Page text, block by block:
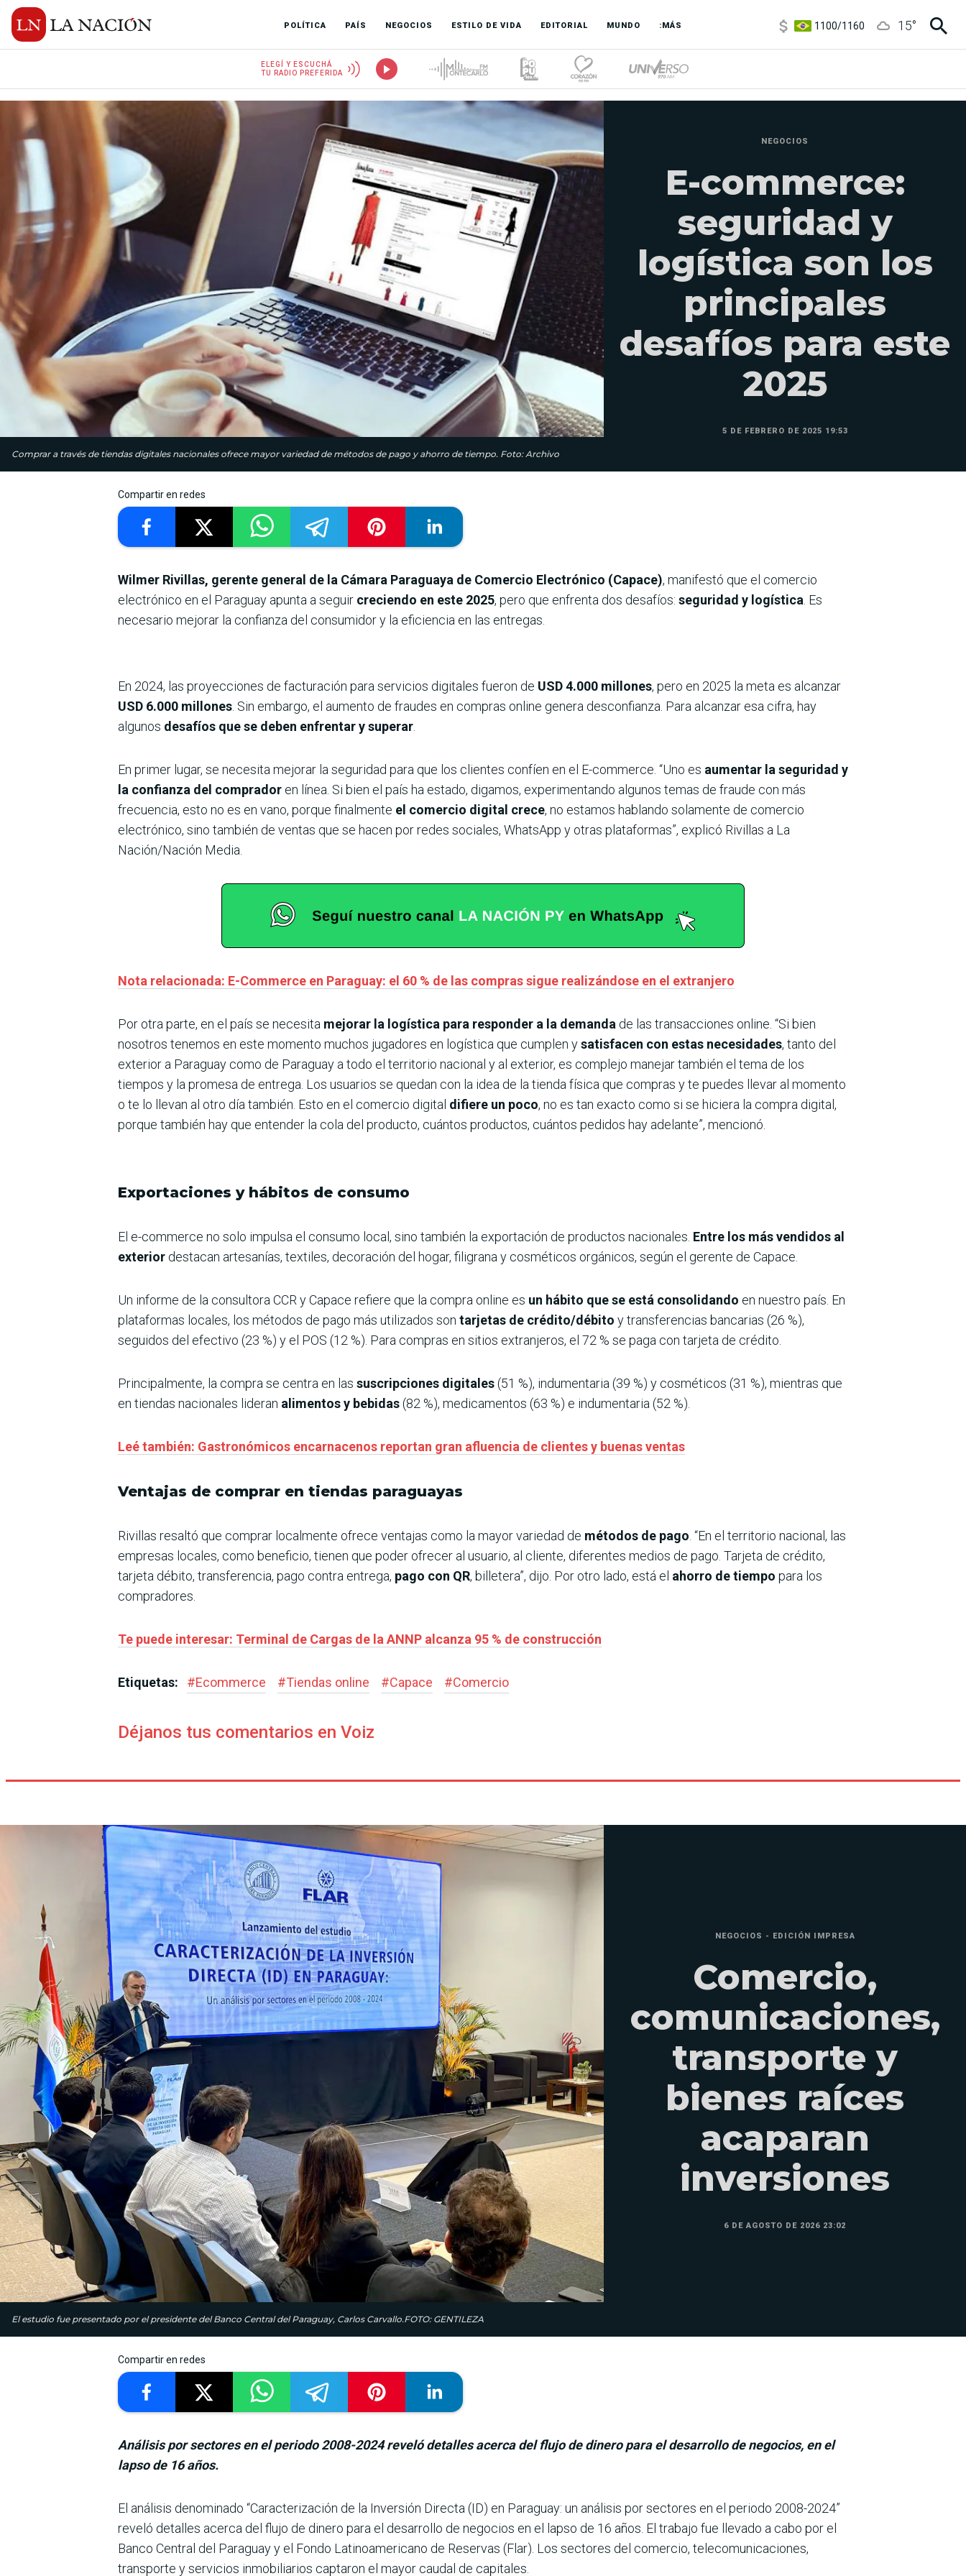
POLÍTICA PAÍS NEGOCIOS ESTILO DE VIDA EDITORIAL MUNDO :MÁS
3,8/4
15°
ELEGÍ Y ESCUCHÁ
TU RADIO PREFERIDA
Comprar a través de tiendas digitales nacionales ofrece mayor variedad de métodos de pago y ahorro de tiempo. Foto: Archivo
NEGOCIOS
E-commerce:
seguridad y
logística son los
principales
desafíos para este
2025
5 DE FEBRERO DE 2025 19:53
Compartir en redes
Wilmer Rivillas, gerente general de la Cámara Paraguaya de Comercio Electrónico (Capace), manifestó que el comercio
electrónico en el Paraguay apunta a seguir creciendo en este 2025, pero que enfrenta dos desafíos: seguridad y logística . Es
necesario mejorar la confianza del consumidor y la eficiencia en las entregas.
En 2024, las proyecciones de facturación para servicios digitales fueron de USD 4.000 millones, pero en 2025 la meta es alcanzar
USD 6.000 millones . Sin embargo, el aumento de fraudes en compras online genera desconfianza. Para alcanzar esa cifra, hay
algunos desafíos que se deben enfrentar y superar
En primer lugar, se necesita mejorar la seguridad para que los clientes confíen en el E-commerce. “Uno es aumentar la seguridad y
la confianza del comprador en línea. Si bien el país ha estado, digamos, experimentando algunos temas de fraude con más
frecuencia, esto no es en vano, porque finalmente el comercio digital crece, no estamos hablando solamente de comercio
electrónico, sino también de ventas que se hacen por redes sociales, WhatsApp y otras plataformas”, explicó Rivillas a La
Nación/Nación Media.
Nota relacionada: E-Commerce en Paraguay: el 60 % de las compras sigue realizándose en el extranjero
Por otra parte, en el país se necesita mejorar la logística para responder a la demanda de las transacciones online. “Si bien
nosotros tenemos en este momento muchos jugadores en logística que cumplen ysatisfacen con estas necesidades, tanto del
exterior a Paraguay como de Paraguay a todo el territorio nacional y al exterior, es complejo manejar también el tema de los
tiempos y la promesa de entrega. Los usuarios se quedan con la idea de la tienda física que compras y te puedes llevar al momento
o te lo llevan al otro día también. Esto en el comercio digital difiere un poco, no es tan exacto como si se hiciera la compra digital,
porque también hay que entender la cola del producto, cuántos productos, cuántos pedidos hay adelante”, mencionó.
Exportaciones y hábitos de consumo
El e-commerce no solo impulsa el consumo local, sino también la exportación de productos nacionales. Entre los más vendidos al
exterior destacan artesanías, textiles, decoración del hogar, filigrana y cosméticos orgánicos, según el gerente de Capace.
Un informe de la consultora CCR y Capace refiere que la compra online es un hábito que se está consolidando en nuestro país. En
plataformas locales, los métodos de pago más utilizados son tarjetas de crédito/débito y transferencias bancarias (26 %),
seguidos del efectivo (23 %) y el POS (12 %). Para compras en sitios extranjeros, el 72 % se paga con tarjeta de crédito.
Principalmente, la compra se centra en las suscripciones digitales(51 %), indumentaria (39 %) y cosméticos (31 %), mientras que
en tiendas nacionales lideran alimentos y bebidas(82 %), medicamentos (63 %) e indumentaria (52 %).
Leé también: Gastronómicos encarnacenos reportan gran afluencia de clientes y buenas ventas
Ventajas de comprar en tiendas paraguayas
Rivillas resaltó que comprar localmente ofrece ventajas como la mayor variedad de métodos de pago . “En el territorio nacional, las
empresas locales, como beneficio, tienen que poder ofrecer al usuario, al cliente, diferentes medios de pago. Tarjeta de crédito,
tarjeta débito, transferencia, pago contra entrega, pago con QR, billetera”, dijo. Por otro lado, está el ahorro de tiempo para los
compradores.
Te puede interesar: Terminal de Cargas de la ANNP alcanza 95 % de construcción
Etiquetas: #Ecommerce #Tiendas online #Capace #Comercio
Déjanos tus comentarios en Voiz
El estudio fue presentado por el presidente del Banco Central del Paraguay, Carlos Carvallo.FOTO: GENTILEZA
NEGOCIOS - EDICIÓN IMPRESA
Comercio,
comunicaciones,
transporte y
bienes raíces
acaparan
inversiones
6 DE AGOSTO DE 2026 23:02
Compartir en redes
Análisis por sectores en el periodo 2008-2024 reveló detalles acerca del flujo de dinero para el desarrollo de negocios, en el
lapso de 16 años.
El análisis denominado “Caracterización de la Inversión Directa (ID) en Paraguay: un análi­sis por sectores en el periodo 2008-2024”
reveló detalles acerca del flujo de dinero para el desarrollo de negocios en el lapso de 16 años. El tra­bajo fue llevado a cabo por el
Banco Central del Paraguay y el Fondo Latinoamericano de Reservas (Flar). Los secto­res del comercio, telecomuni­caciones,
transporte y servi­cios inmobiliarios captaron el mayor caudal de capitales.